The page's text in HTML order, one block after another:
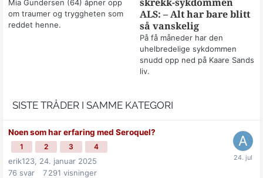
Mia Gundersen (64) åpner opp
om traumer og tryggheten som
reddet henne.
skrekk-sykdommen
ALS: – Alt har bare blitt
så vanskelig
På få måneder har den
uhelbredelige sykdommen
snudd opp ned på Kaare Sands
liv.
SISTE TRÅDER I SAMME KATEGORI
Noen som har erfaring med Seroquel?
1 2 3 4
erik123, 24. januar 2025
76 svar 7 291 visninger